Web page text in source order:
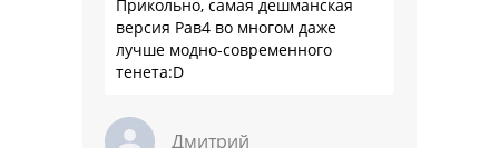
Прикольно, самая дешманская
версия Рав4 во многом даже
лучше модно-современного
тенета:D
Дмитрий